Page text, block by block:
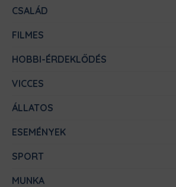
CSALÁD
FILMES
HOBBI-ÉRDEKLŐDÉS
VICCES
ÁLLATOS
ESEMÉNYEK
SPORT
MUNKA